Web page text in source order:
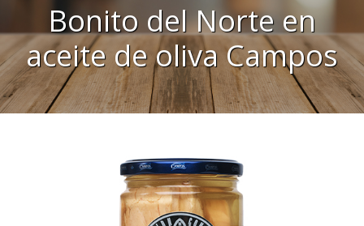
Bonito del Norte en
aceite de oliva Campos